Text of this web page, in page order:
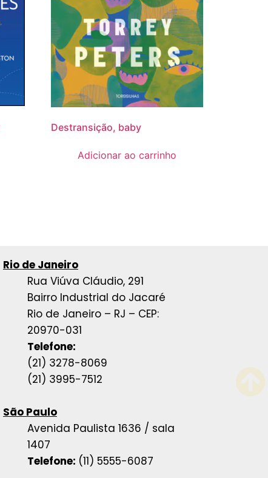
Destransição, baby
Adicionar ao carrinho
Rio de Janeiro
Rua Viúva Cláudio, 291
Bairro Industrial do Jacaré
Rio de Janeiro – RJ – CEP:
20970-031
Telefone:
(21) 3278-8069
(21) 3995-7512
São Paulo
Avenida Paulista 1636 / sala
1407
Telefone: (11) 5555-6087